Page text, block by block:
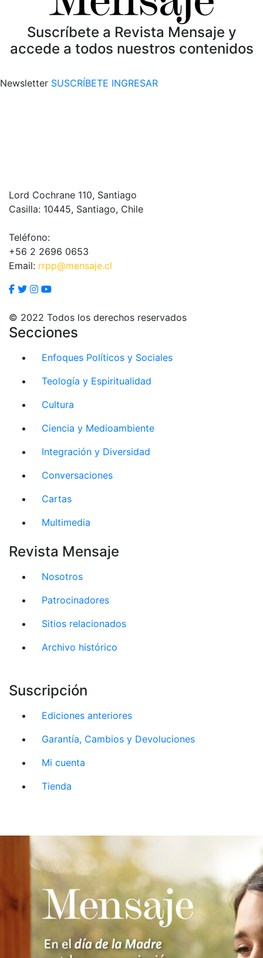
Suscríbete a Revista Mensaje y
accede a todos nuestros contenidos
Newsletter SUSCRÍBETE INGRESAR
Lord Cochrane 110, Santiago
Casilla: 10445, Santiago, Chile
Teléfono:
+56 2 2696 0653
Email: rrpp@mensaje.cl
© 2022 Todos los derechos reservados
Secciones
Enfoques Políticos y Sociales
Teología y Espiritualidad
Cultura
Ciencia y Medioambiente
Integración y Diversidad
Conversaciones
Cartas
Multimedia
Revista Mensaje
Nosotros
Patrocinadores
Sitios relacionados
Archivo histórico
Suscripción
Ediciones anteriores
Garantía, Cambios y Devoluciones
Mi cuenta
Tienda